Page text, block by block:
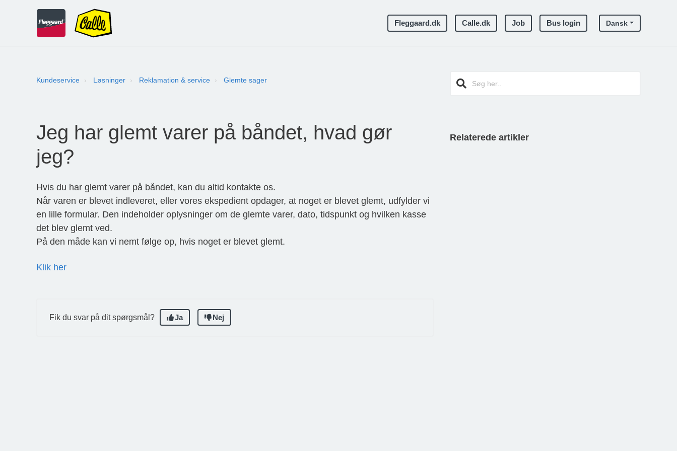
Fleggaard.dk Calle.dk Job Bus login Dansk
Kundeservice Løsninger Reklamation & service Glemte sager
Jeg har glemt varer på båndet, hvad gør
jeg?
Hvis du har glemt varer på båndet, kan du altid kontakte os.
Når varen er blevet indleveret, eller vores ekspedient opdager, at noget er blevet glemt, udfylder vi
en lille formular. Den indeholder oplysninger om de glemte varer, dato, tidspunkt og hvilken kasse
det blev glemt ved.
På den måde kan vi nemt følge op, hvis noget er blevet glemt.
Klik her
Fik du svar på dit spørgsmål? Ja Nej
Relaterede artikler